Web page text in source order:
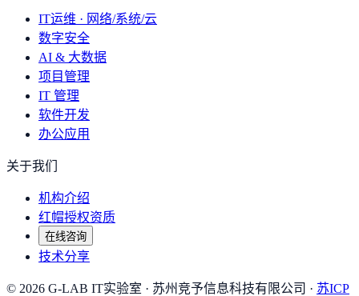
IT运维 · 网络/系统/云
数字安全
AI & 大数据
项目管理
IT 管理
软件开发
办公应用
关于我们
机构介绍
红帽授权资质
在线咨询
技术分享
© 2026 G-LAB IT实验室 · 苏州竞予信息科技有限公司 · 苏ICP